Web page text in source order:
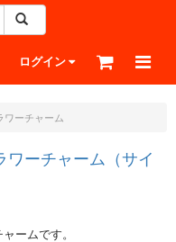
ログイン
ワーチャーム
ワーチャーム（サイ
ームです。